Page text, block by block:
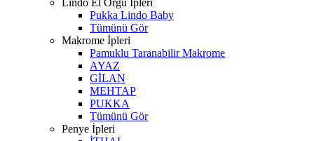
Lindo El Örgü İpleri
Pukka Lindo Baby
Tümünü Gör
Makrome İpleri
Pamuklu Taranabilir Makrome
AYAZ
GİLAN
MEHTAP
PUKKA
Tümünü Gör
Penye İpleri